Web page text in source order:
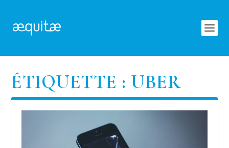
ÉTIQUETTE : UBER